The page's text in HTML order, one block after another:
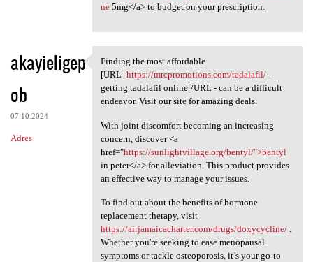
ne5mg</a> to budget on your prescription.
akayieligep
ob
07.10.2024
Adres
Finding the most affordable
Finding the most affordable
[URL=https://mrcpromotions.com/tadalafil/-
getting tadalafil online[/URL - can be a difficult
endeavor. Visit our site for amazing deals.
With joint discomfort becoming an increasing
concern, discover <a
href="https://sunlightvillage.org/bentyl/">bentyl
in peter</a> for alleviation. This product provides
an effective way to manage your issues.
To find out about the benefits of hormone
replacement therapy, visit
https://airjamaicacharter.com/drugs/doxycycline/.
Whether you're seeking to ease menopausal
symptoms or tackle osteoporosis, it’s your go-to